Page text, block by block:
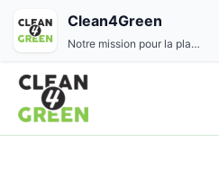
Clean4Green
Notre mission pour la planète